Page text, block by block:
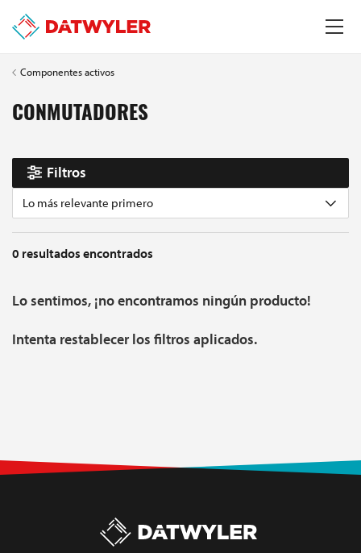
Componentes activos
CONMUTADORES
Filtros
Lo más relevante primero
0 resultados encontrados
Lo sentimos, ¡no encontramos ningún producto!
Intenta restablecer los filtros aplicados.